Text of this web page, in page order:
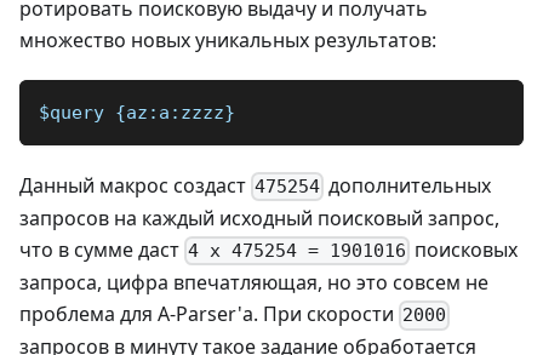
ротировать поисковую выдачу и получать
множество новых уникальных результатов:
$query {az:a:zzzz}
Данный макрос создаст 475254 дополнительных
запросов на каждый исходный поисковый запрос,
что в сумме даст 4 x 475254 = 1901016 поисковых
запроса, цифра впечатляющая, но это совсем не
проблема для A-Parser'а. При скорости 2000
запросов в минуту такое задание обработается